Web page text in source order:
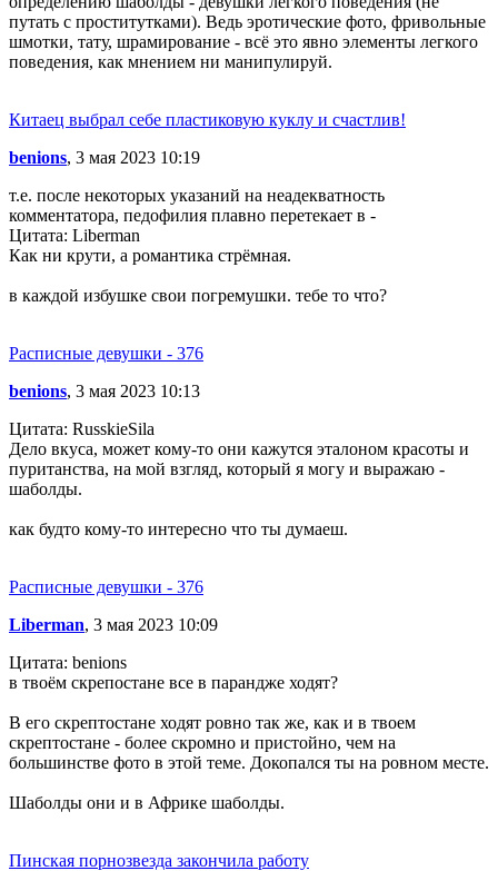
путать с проститутками). Ведь эротические фото, фривольные
шмотки, тату, шрамирование - всё это явно элементы легкого
поведения, как мнением ни манипулируй.
Китаец выбрал себе пластиковую куклу и счастлив!
benions, 3 мая 2023 10:19
т.е. после некоторых указаний на неадекватность
комментатора, педофилия плавно перетекает в -
Цитата: Liberman
Как ни крути, а романтика стрёмная.
в каждой избушке свои погремушки. тебе то что?
Расписные девушки - 376
benions, 3 мая 2023 10:13
Цитата: RusskieSila
Дело вкуса, может кому-то они кажутся эталоном красоты и
пуританства, на мой взгляд, который я могу и выражаю -
шаболды.
как будто кому-то интересно что ты думаеш.
Расписные девушки - 376
Liberman, 3 мая 2023 10:09
Цитата: benions
в твоём скрепостане все в парандже ходят?
В его скрептостане ходят ровно так же, как и в твоем
скрептостане - более скромно и пристойно, чем на
большинстве фото в этой теме. Докопался ты на ровном месте.
Шаболды они и в Африке шаболды.
Пинская порнозвезда закончила работу